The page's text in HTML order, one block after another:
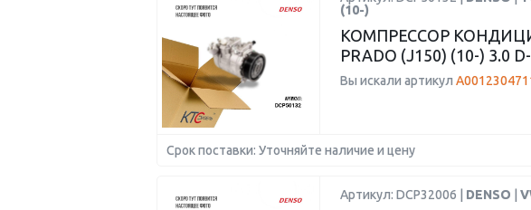
(10-)
КОМПРЕССОР
PRADO (J150) (10-) 3.0
Вы искали артикул
Срок поставки: Уточняйте наличие и цену
Артикул: DCP32006 | DENSO